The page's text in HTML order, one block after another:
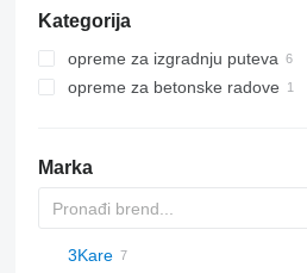
Kategorija
opreme za izgradnju puteva
prskalice bitu-emulzije
finišeri za ivičnjake
termo bunkeri za asfalt
opreme za betonske radove
Marka
3Kare